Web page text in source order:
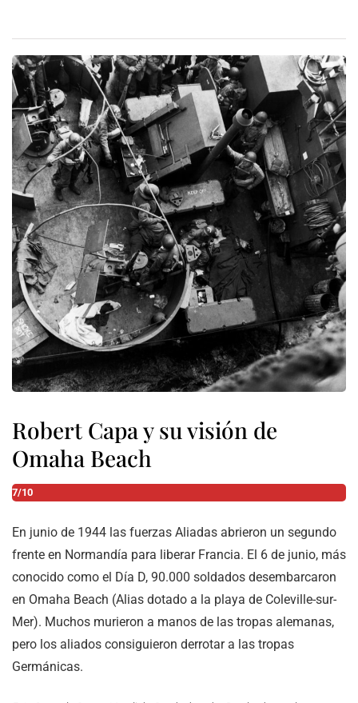
Robert Capa y su visión de
Omaha Beach
7/10
En junio de 1944 las fuerzas Aliadas abrieron un segundo
frente en Normandía para liberar Francia. El 6 de junio, más
conocido como el Día D, 90.000 soldados desembarcaron
en Omaha Beach (Alias dotado a la playa de Coleville-sur-
Mer). Muchos murieron a manos de las tropas alemanas,
pero los aliados consiguieron derrotar a las tropas
Germánicas.